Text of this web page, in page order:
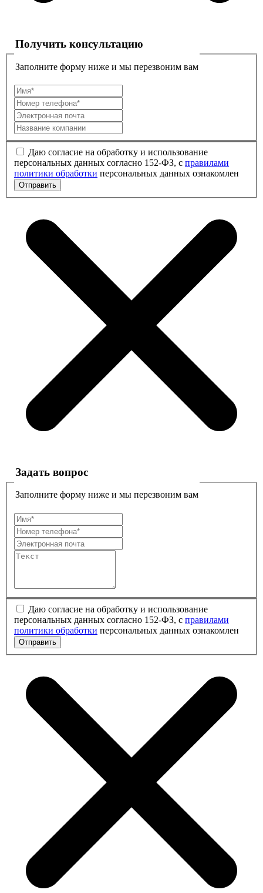
Получить консультацию
Заполните форму ниже и мы перезвоним вам
Даю согласие на обработку и использование
персональных данных согласно 152-ФЗ, с правилами
политики обработки персональных данных ознакомлен
Отправить
Задать вопрос
Заполните форму ниже и мы перезвоним вам
Даю согласие на обработку и использование
персональных данных согласно 152-ФЗ, с правилами
политики обработки персональных данных ознакомлен
Отправить